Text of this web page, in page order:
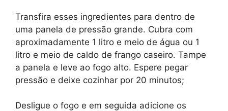
Transfira esses ingredientes para dentro de
uma panela de pressão grande. Cubra com
aproximadamente 1 litro e meio de água ou 1
litro e meio de caldo de frango caseiro. Tampe
a panela e leve ao fogo alto. Espere pegar
pressão e deixe cozinhar por 20 minutos;
Desligue o fogo e em seguida adicione os